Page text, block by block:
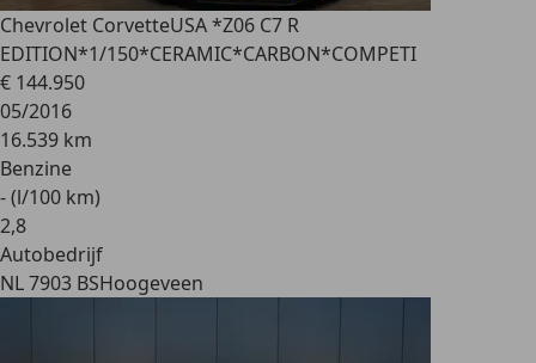
Chevrolet CorvetteUSA *Z06 C7 R
EDITION*1/150*CERAMIC*CARBON*COMPETI
€ 144.950
05/2016
16.539 km
Benzine
- (l/100 km)
2,8
Autobedrijf
NL 7903 BSHoogeveen